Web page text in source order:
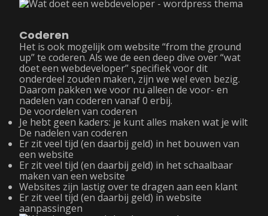
Coderen
Het is ook mogelijk om website “from the ground
up” te coderen. Als we de een deep dive over “wat
doet een webdeveloper” specifiek voor dit
onderdeel zouden maken, zijn we wel even bezig.
Daarom pakken we voor nu alleen de voor- en
nadelen van coderen vanaf 0 erbij.
De voordelen van coderen
Je hebt geen kaders: je kunt alles maken wat je wilt
De nadelen van coderen
Er zit veel tijd (en daarbij geld) in het bouwen van
een website
Er zit veel tijd (en daarbij geld) in het schaalbaar
maken van een website
Websites zijn lastig over te dragen aan een klant
Er zit veel tijd (en daarbij geld) in website
aanpassingen